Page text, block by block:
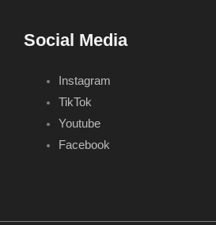
Social Media
Instagram
TikTok
Youtube
Facebook